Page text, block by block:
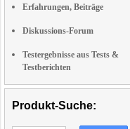
Erfahrungen, Beiträge
Diskussions-Forum
Testergebnisse aus Tests &
Testberichten
Produkt-Suche: